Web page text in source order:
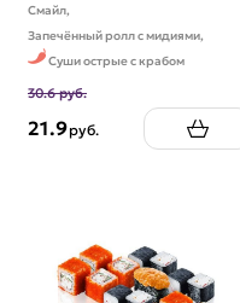
Смайл,
Запечённый ролл с мидиями,
Суши острые с крабом
30.6 руб.
21.9руб.